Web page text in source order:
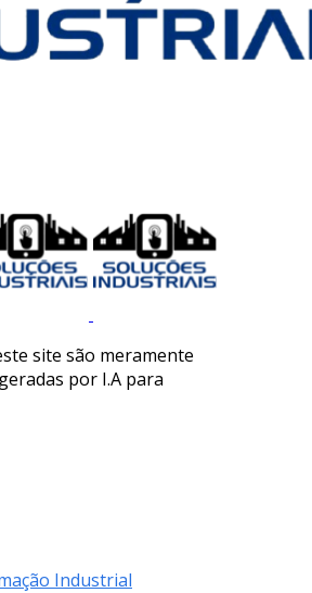
site são meramente
por I.A para
Industrial